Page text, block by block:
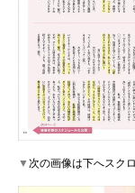
▼次の画像は下へスク